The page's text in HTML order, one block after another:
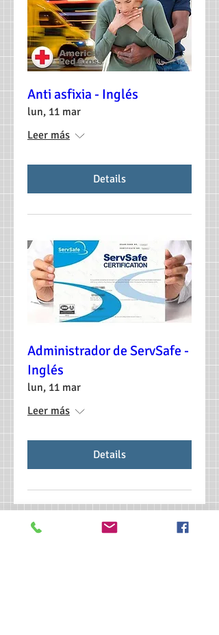
Anti asfixia - Inglés
lun, 11 mar
Leer más
Details
Administrador de ServSafe -
Inglés
lun, 11 mar
Leer más
Details